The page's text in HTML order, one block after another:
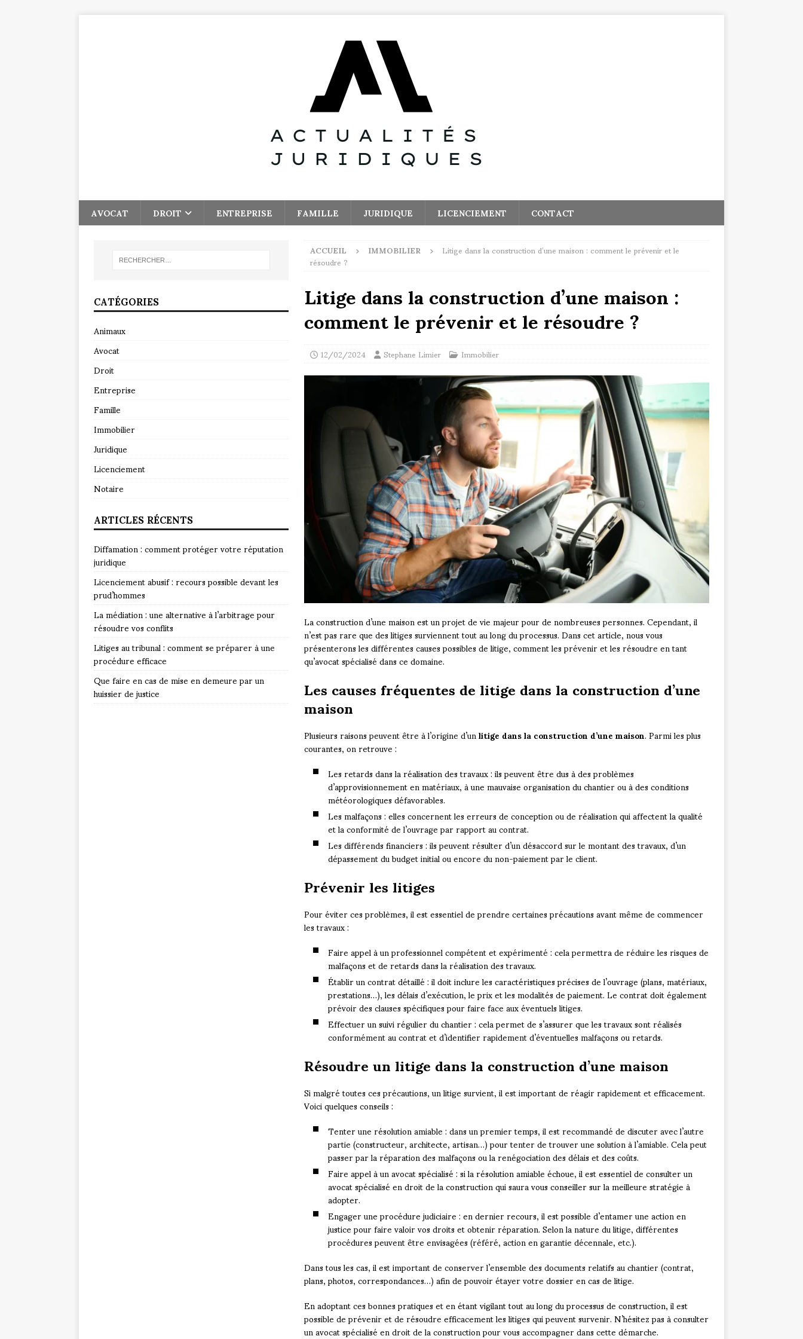
AVOCAT DROIT ENTREPRISE FAMILLE JURIDIQUE LICENCIEMENT CONTACT
ACCUEIL IMMOBILIER Litige dans la construction d’une maison : comment le prévenir et le
résoudre ?
Litige dans la construction d’une maison :
comment le prévenir et le résoudre ?
12/02/2024 Stephane Limier Immobilier
La construction d’une maison est un projet de vie majeur pour de nombreuses personnes. Cependant, il
n’est pas rare que des litiges surviennent tout au long du processus. Dans cet article, nous vous
présenterons les différentes causes possibles de litige, comment les prévenir et les résoudre en tant
qu’avocat spécialisé dans ce domaine.
Les causes fréquentes de litige dans la construction d’une
maison
Plusieurs raisons peuvent être à l’origine d’unlitige dans la construction d’une maison. Parmi les plus
courantes, on retrouve :
Les retards dans la réalisation des travaux : ils peuvent être dus à des problèmes
d’approvisionnement en matériaux, à une mauvaise organisation du chantier ou à des conditions
météorologiques défavorables.
Les malfaçons : elles concernent les erreurs de conception ou de réalisation qui affectent la qualité
et la conformité de l’ouvrage par rapport au contrat.
Les différends financiers : ils peuvent résulter d’un désaccord sur le montant des travaux, d’un
dépassement du budget initial ou encore du non-paiement par le client.
Prévenir les litiges
Pour éviter ces problèmes, il est essentiel de prendre certaines précautions avant même de commencer
les travaux :
Faire appel à un professionnel compétent et expérimenté : cela permettra de réduire les risques de
malfaçons et de retards dans la réalisation des travaux.
Établir un contrat détaillé : il doit inclure les caractéristiques précises de l’ouvrage (plans, matériaux,
prestations…), les délais d’exécution, le prix et les modalités de paiement. Le contrat doit également
prévoir des clauses spécifiques pour faire face aux éventuels litiges.
Effectuer un suivi régulier du chantier : cela permet de s’assurer que les travaux sont réalisés
conformément au contrat et d’identifier rapidement d’éventuelles malfaçons ou retards.
Résoudre un litige dans la construction d’une maison
Si malgré toutes ces précautions, un litige survient, il est important de réagir rapidement et efficacement.
Voici quelques conseils :
Tenter une résolution amiable : dans un premier temps, il est recommandé de discuter avec l’autre
partie (constructeur, architecte, artisan…) pour tenter de trouver une solution à l’amiable. Cela peut
passer par la réparation des malfaçons ou la renégociation des délais et des coûts.
Faire appel à un avocat spécialisé : si la résolution amiable échoue, il est essentiel de consulter un
avocat spécialisé en droit de la construction qui saura vous conseiller sur la meilleure stratégie à
adopter.
Engager une procédure judiciaire : en dernier recours, il est possible d’entamer une action en
justice pour faire valoir vos droits et obtenir réparation. Selon la nature du litige, différentes
procédures peuvent être envisagées (référé, action en garantie décennale, etc.).
Dans tous les cas, il est important de conserver l’ensemble des documents relatifs au chantier (contrat,
plans, photos, correspondances…) afin de pouvoir étayer votre dossier en cas de litige.
En adoptant ces bonnes pratiques et en étant vigilant tout au long du processus de construction, il est
possible de prévenir et de résoudre efficacement les litiges qui peuvent survenir. N’hésitez pas à consulter
un avocat spécialisé en droit de la construction pour vous accompagner dans cette démarche.
CATÉGORIES
Animaux
Avocat
Droit
Entreprise
Famille
Immobilier
Juridique
Licenciement
Notaire
ARTICLES RÉCENTS
Diffamation : comment protéger votre réputation
juridique
Licenciement abusif : recours possible devant les
prud’hommes
La médiation : une alternative à l’arbitrage pour
résoudre vos conflits
Litiges au tribunal : comment se préparer à une
procédure efficace
Que faire en cas de mise en demeure par un
huissier de justice